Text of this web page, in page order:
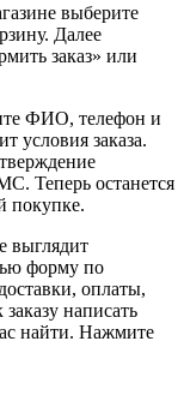
выберите
Далее
заказ» или
ФИО, телефон и
условия заказа.
Теперь останется
покупке.
выглядит
форму по
оплаты,
написать
найти. Нажмите